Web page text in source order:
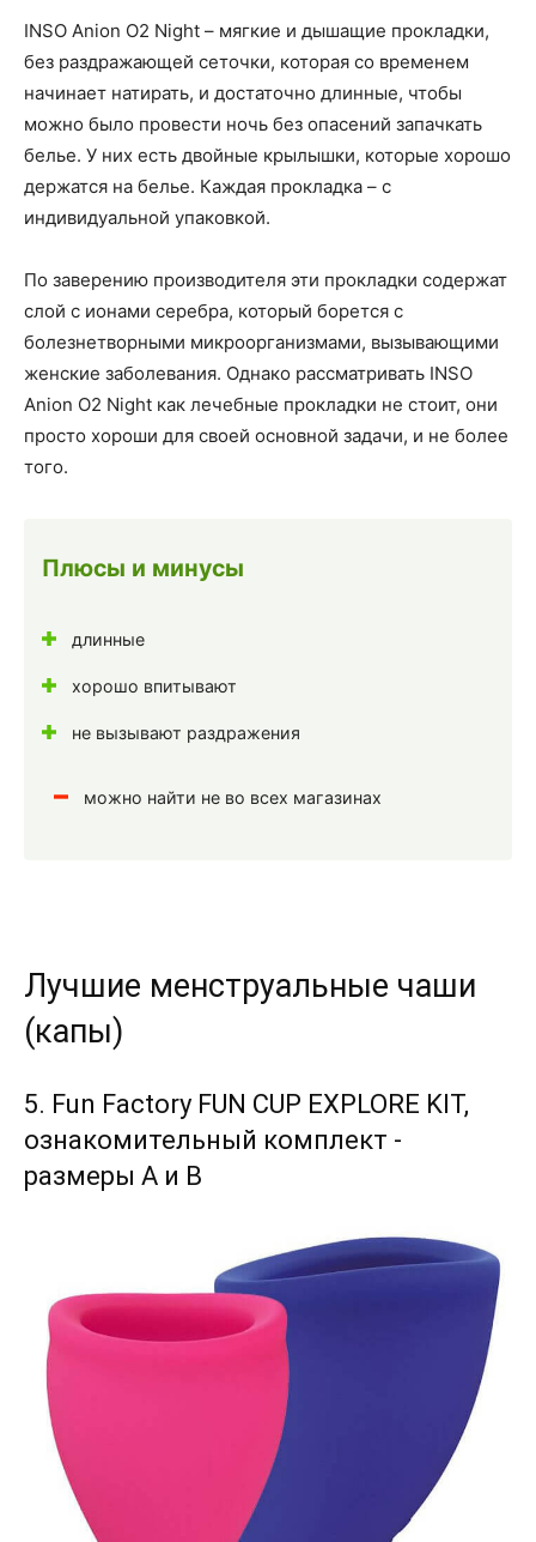
INSO Anion O2 Night – мягкие и дышащие прокладки,
без раздражающей сеточки, которая со временем
начинает натирать, и достаточно длинные, чтобы
можно было провести ночь без опасений запачкать
белье. У них есть двойные крылышки, которые хорошо
держатся на белье. Каждая прокладка – с
индивидуальной упаковкой.
По заверению производителя эти прокладки содержат
слой с ионами серебра, который борется с
болезнетворными микроорганизмами, вызывающими
женские заболевания. Однако рассматривать INSO
Anion O2 Night как лечебные прокладки не стоит, они
просто хороши для своей основной задачи, и не более
того.
Плюсы и минусы
длинные
хорошо впитывают
не вызывают раздражения
можно найти не во всех магазинах
Лучшие менструальные чаши
(капы)
5. Fun Factory FUN CUP EXPLORE KIT,
ознакомительный комплект -
размеры А и В